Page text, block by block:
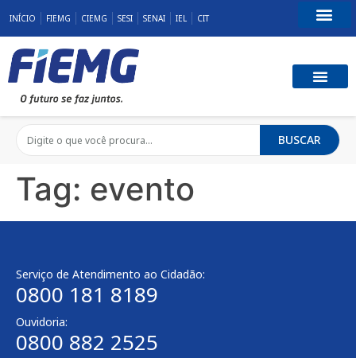
INÍCIO FIEMG CIEMG SESI SENAI IEL CIT
BUSCAR
Tag: evento
Serviço de Atendimento ao Cidadão:
0800 181 8189
Ouvidoria:
0800 882 2525